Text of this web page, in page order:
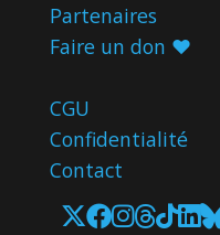
Partenaires
Faire un don ♥️
CGU
Confidentialité
Contact